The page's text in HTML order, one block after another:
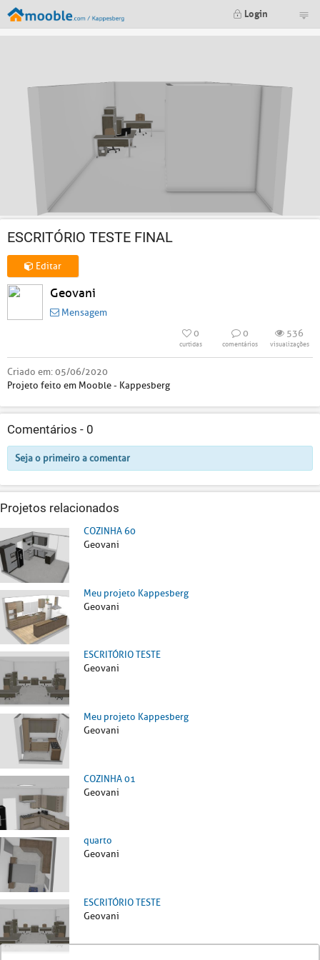
Login
ESCRITÓRIO TESTE FINAL
Editar
Geovani
Mensagem
0
curtidas
0
comentários
536
visualizações
Criado em:05/06/2020
Projeto feito em Mooble - Kappesberg
Comentários - 0
Seja o primeiro a comentar
Projetos relacionados
COZINHA 60
Geovani
Meu projeto Kappesberg
Geovani
ESCRITÓRIO TESTE
Geovani
Meu projeto Kappesberg
Geovani
COZINHA 01
Geovani
quarto
Geovani
ESCRITÓRIO TESTE
Geovani